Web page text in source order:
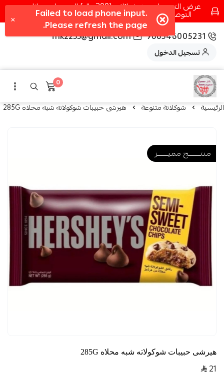
عرض التوصيل عند شرائك بـ{200ريال} التوصيل مجانا
التوصيل في مكه فقط كل اسبوع اصناف جديدة
966546005231
fhk2255@gmail.com
تسجيل الدخول
0
الرئيسية شوكلاتة متنوعة هيرشى حبيبات شوكولاته شبه محلاه 285G
منتــــــــج مميـــــــز
هيرشى حبيبات شوكولاته شبه محلاه 285G
21